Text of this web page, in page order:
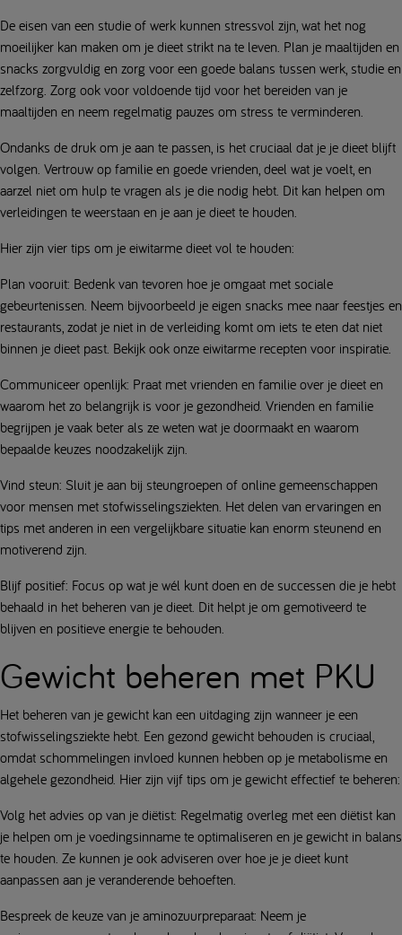
De eisen van een studie of werk kunnen stressvol zijn, wat het nog
moeilijker kan maken om je dieet strikt na te leven. Plan je maaltijden en
snacks zorgvuldig en zorg voor een goede balans tussen werk, studie en
zelfzorg. Zorg ook voor voldoende tijd voor het bereiden van je
maaltijden en neem regelmatig pauzes om stress te verminderen.
Ondanks de druk om je aan te passen, is het cruciaal dat je je dieet blijft
volgen. Vertrouw op familie en goede vrienden, deel wat je voelt, en
aarzel niet om hulp te vragen als je die nodig hebt. Dit kan helpen om
verleidingen te weerstaan en je aan je dieet te houden.
Hier zijn vier tips om je eiwitarme dieet vol te houden:
Plan vooruit: Bedenk van tevoren hoe je omgaat met sociale
gebeurtenissen. Neem bijvoorbeeld je eigen snacks mee naar feestjes en
restaurants, zodat je niet in de verleiding komt om iets te eten dat niet
binnen je dieet past. Bekijk ook onze eiwitarme recepten voor inspiratie.
Communiceer openlijk: Praat met vrienden en familie over je dieet en
waarom het zo belangrijk is voor je gezondheid. Vrienden en familie
begrijpen je vaak beter als ze weten wat je doormaakt en waarom
bepaalde keuzes noodzakelijk zijn.
Vind steun: Sluit je aan bij steungroepen of online gemeenschappen
voor mensen met stofwisselingsziekten. Het delen van ervaringen en
tips met anderen in een vergelijkbare situatie kan enorm steunend en
motiverend zijn.
Blijf positief: Focus op wat je wél kunt doen en de successen die je hebt
behaald in het beheren van je dieet. Dit helpt je om gemotiveerd te
blijven en positieve energie te behouden.
Gewicht beheren met PKU
Het beheren van je gewicht kan een uitdaging zijn wanneer je een
stofwisselingsziekte hebt. Een gezond gewicht behouden is cruciaal,
omdat schommelingen invloed kunnen hebben op je metabolisme en
algehele gezondheid. Hier zijn vijf tips om je gewicht effectief te beheren:
Volg het advies op van je diëtist: Regelmatig overleg met een diëtist kan
je helpen om je voedingsinname te optimaliseren en je gewicht in balans
te houden. Ze kunnen je ook adviseren over hoe je je dieet kunt
aanpassen aan je veranderende behoeften.
Bespreek de keuze van je aminozuurpreparaat: Neem je